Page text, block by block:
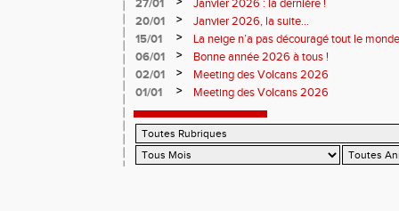
27/01
Janvier 2026 : la dernière !
20/01
>
Janvier 2026, la suite...
15/01
>
La neige n’a pas découragé tout le
06/01
>
Bonne année 2026 à tous !
02/01
>
Meeting des Volcans 2026
01/01
> Meeting des Volcans 2026